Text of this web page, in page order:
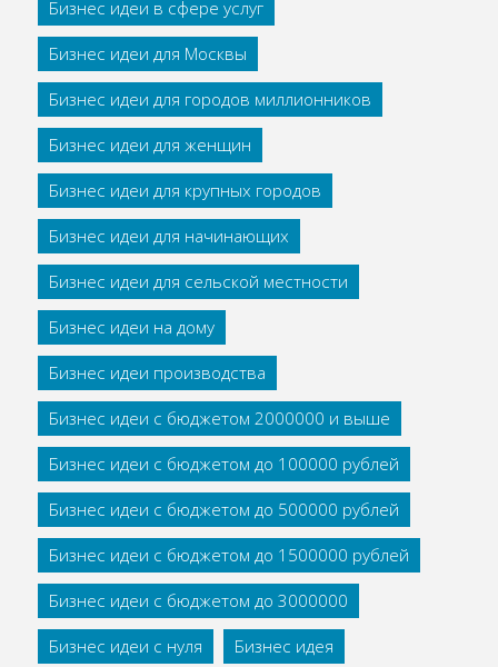
Бизнес идеи в сфере услуг
Бизнес идеи для Москвы
Бизнес идеи для городов миллионников
Бизнес идеи для женщин
Бизнес идеи для крупных городов
Бизнес идеи для начинающих
Бизнес идеи для сельской местности
Бизнес идеи на дому
Бизнес идеи производства
Бизнес идеи с бюджетом 2000000 и выше
Бизнес идеи с бюджетом до 100000 рублей
Бизнес идеи с бюджетом до 500000 рублей
Бизнес идеи с бюджетом до 1500000 рублей
Бизнес идеи с бюджетом до 3000000
Бизнес идеи с нуля
Бизнес идея